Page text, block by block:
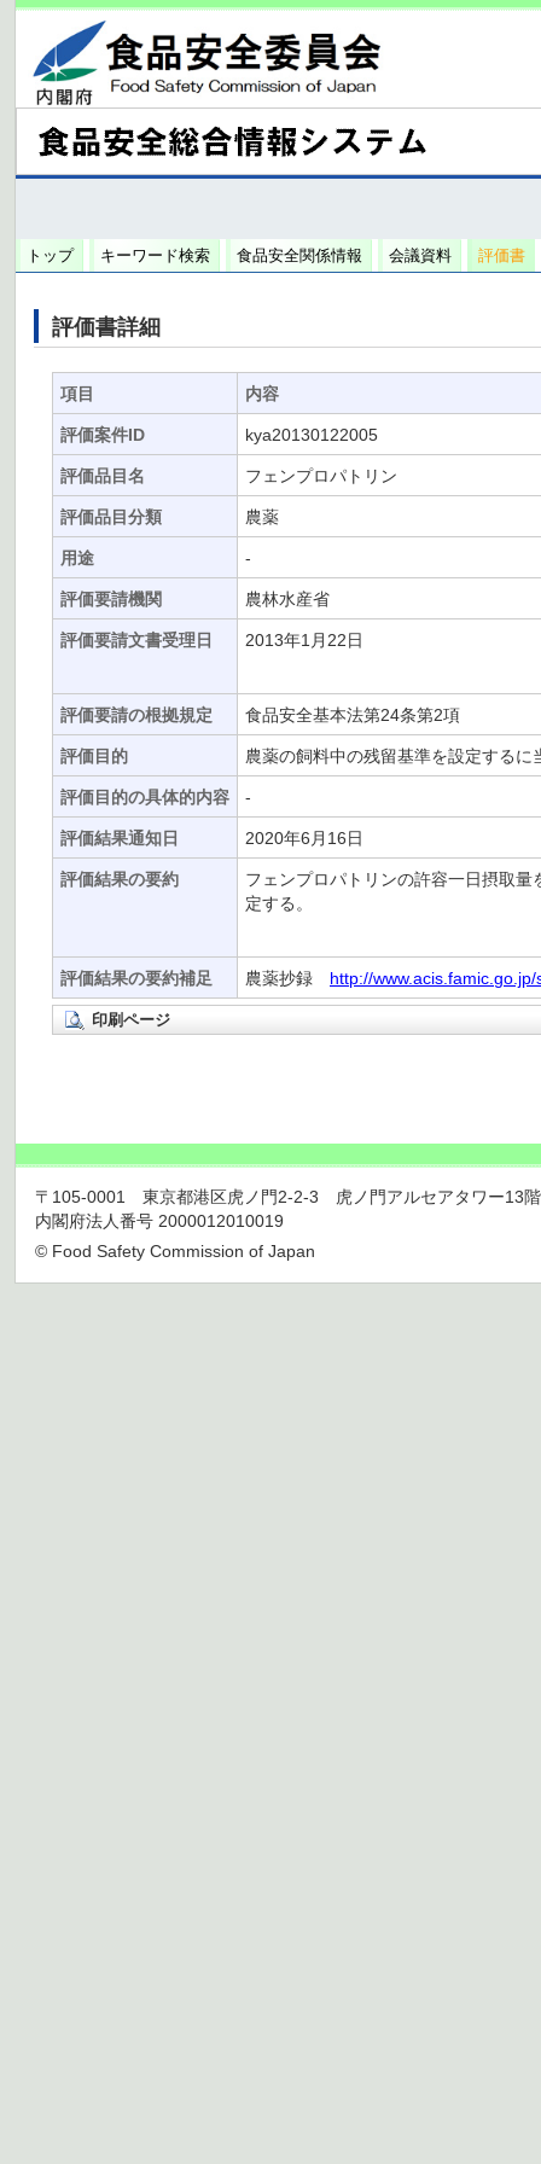
トップ キーワード検索 食品安全関係情報 会議資料 評価書
評価書詳細
項目 内容
評価案件ID kya20130122005
評価品目名 フェンプロパトリン
評価品目分類 農薬
用途 -
評価要請機関 農林水産省
評価要請文書受理日 2013年1月22日
評価要請の根拠規定 食品安全基本法第24条第2項
評価目的 農薬の飼料中の残留基準を設定するに
評価目的の具体的内容 -
評価結果通知日 2020年6月16日
評価結果の要約
フェンプロパトリンの許容一日摂取
定する。
評価結果の要約補足 農薬抄録 http://
印刷ページ
〒105-0001 東京都港区虎ノ門2-2-3 虎ノ門アルセアタワー13
内閣府法人番号 2000012010019
© Food Safety Commission of Japan